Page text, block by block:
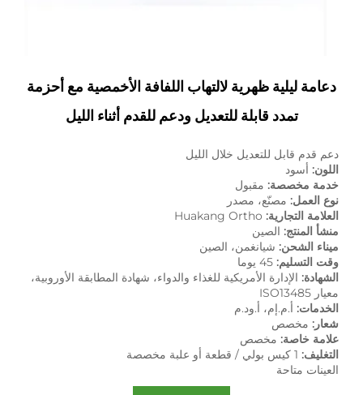
دعامة ليلية ظهرية لالتهاب اللفافة الأخمصية مع أحزمة
تمدد قابلة للتعديل ودعم للقدم أثناء الليل
دعم قدم قابل للتعديل خلال الليل
اللون: أسود
خدمة مخصصة: مقبول
نوع العمل: مصنّع، مصدر
العلامة التجارية: Huakang Ortho
منشأ المنتج: الصين
ميناء الشحن: شيانغمن، الصين
وقت التسليم: 45 يوما
الشهادة: الإدارة الأمريكية للغذاء والدواء، شهادة المطابقة الأوروبية،
معيار ISO13485
الخدمات: أ.م.إم، أ.ود.م
شعار: مخصص
علامة خاصة: مخصص
التغليف: 1 كيس بولي / قطعة أو علبة مخصصة
العينات متاحة